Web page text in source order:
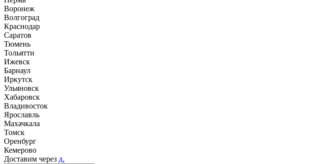
Воронеж
Волгоград
Краснодар
Саратов
Тюмень
Тольятти
Ижевск
Барнаул
Иркутск
Ульяновск
Хабаровск
Владивосток
Ярославль
Махачкала
Томск
Оренбург
Кемерово
Доставим через д.